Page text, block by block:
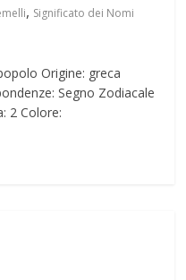
, Significato dei Nomi
Origine: greca
Segno Zodiacale
2 Colore: